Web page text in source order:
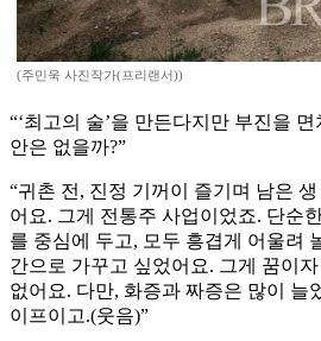
(주민욱 사진작가(프리랜서))
“‘최고의 술’을 만든다지만 부진을
안은 없을까?”
“귀촌 전, 진정 기꺼이 즐기며 남은
어요. 그게 전통주 사업이었죠. 단순
를 중심에 두고, 모두 흥겹게 어울려
간으로 가꾸고 싶었어요. 그게 꿈이
없어요. 다만, 화증과 짜증은 많이 늘
이프이고.(웃음)”